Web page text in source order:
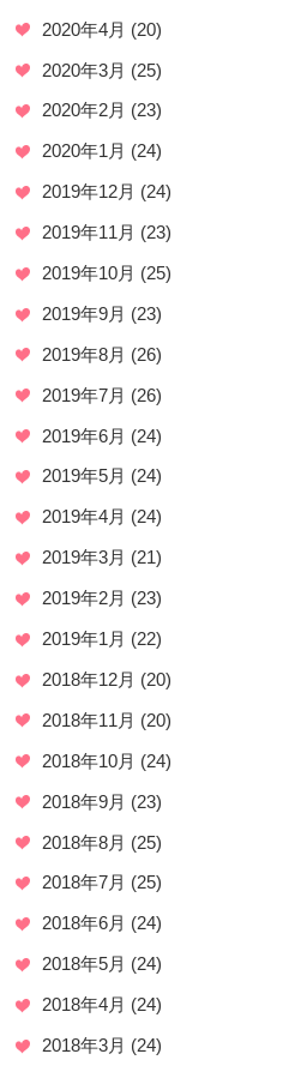
2020年4月 (20)
2020年3月 (25)
2020年2月 (23)
2020年1月 (24)
2019年12月 (24)
2019年11月 (23)
2019年10月 (25)
2019年9月 (23)
2019年8月 (26)
2019年7月 (26)
2019年6月 (24)
2019年5月 (24)
2019年4月 (24)
2019年3月 (21)
2019年2月 (23)
2019年1月 (22)
2018年12月 (20)
2018年11月 (20)
2018年10月 (24)
2018年9月 (23)
2018年8月 (25)
2018年7月 (25)
2018年6月 (24)
2018年5月 (24)
2018年4月 (24)
2018年3月 (24)